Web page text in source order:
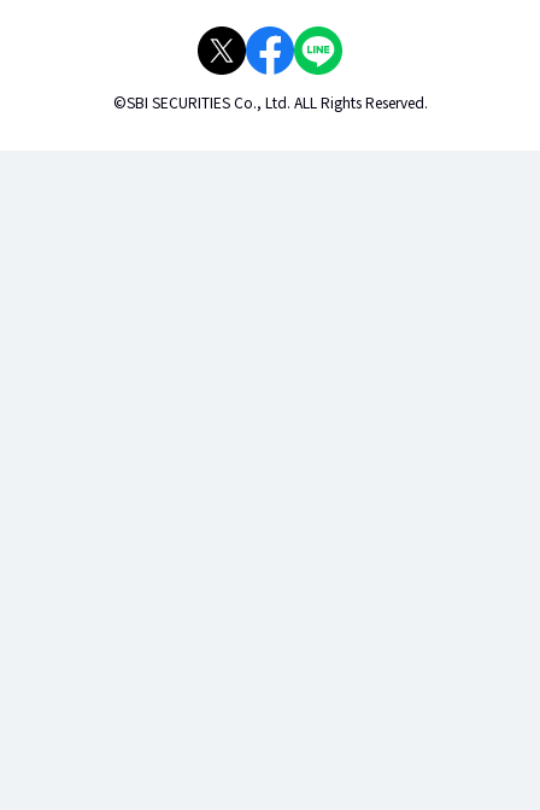
©SBI SECURITIES Co., Ltd. ALL Rights Reserved.